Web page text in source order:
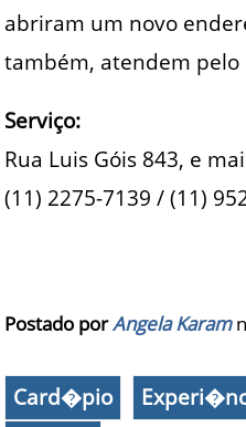
abriram um novo
também, atendem pelo
Serviço:
Rua Luis Góis 843, e
(11) 2275-7139 / (11)
Postado porAngela Karam
Card�pio